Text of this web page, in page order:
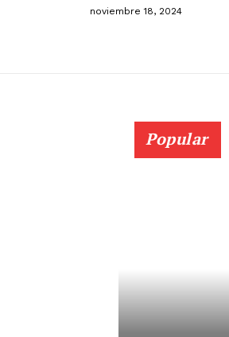
noviembre 18, 2024
Popular